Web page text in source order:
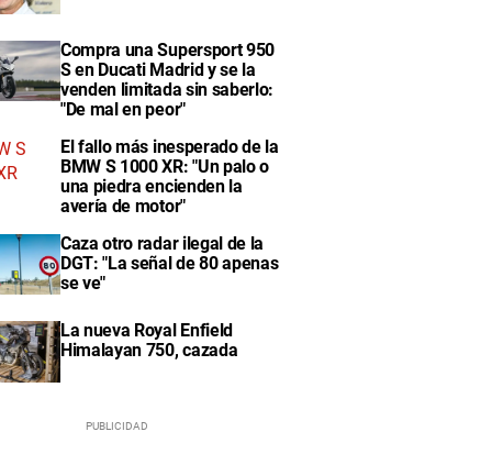
Compra una Supersport 950
S en Ducati Madrid y se la
venden limitada sin saberlo:
"De mal en peor"
El fallo más inesperado de la
BMW S 1000 XR: "Un palo o
una piedra encienden la
avería de motor"
Caza otro radar ilegal de la
DGT: "La señal de 80 apenas
se ve"
La nueva Royal Enfield
Himalayan 750, cazada